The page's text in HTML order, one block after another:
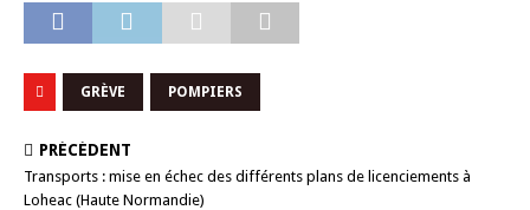
GRÈVE POMPIERS
PRÉCÉDENT
Transports : mise en échec des différents plans de licenciements à
Loheac (Haute Normandie)